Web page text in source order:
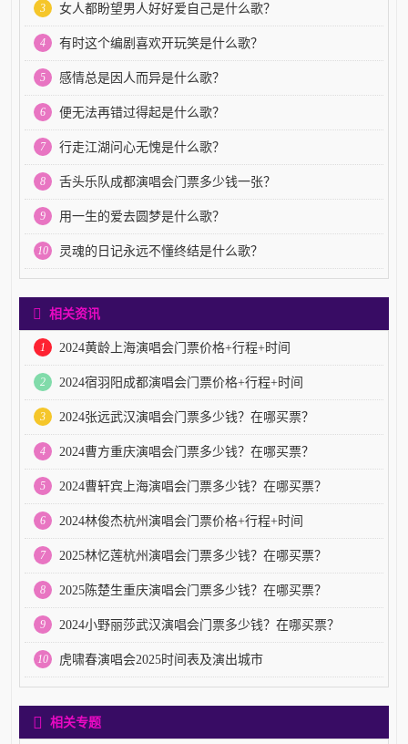
3 女人都盼望男人好好爱自己是什么歌？
4 有时这个编剧喜欢开玩笑是什么歌？
5 感情总是因人而异是什么歌？
6 便无法再错过得起是什么歌？
7 行走江湖问心无愧是什么歌？
8 舌头乐队成都演唱会门票多少钱一张？
9 用一生的爱去圆梦是什么歌？
10 灵魂的日记永远不懂终结是什么歌？
相关资讯
1 2024黄龄上海演唱会门票价格+行程+时间
2 2024宿羽阳成都演唱会门票价格+行程+时间
3 2024张远武汉演唱会门票多少钱？在哪买票？
4 2024曹方重庆演唱会门票多少钱？在哪买票？
5 2024曹轩宾上海演唱会门票多少钱？在哪买票？
6 2024林俊杰杭州演唱会门票价格+行程+时间
7 2025林忆莲杭州演唱会门票多少钱？在哪买票？
8 2025陈楚生重庆演唱会门票多少钱？在哪买票？
9 2024小野丽莎武汉演唱会门票多少钱？在哪买票？
10 虎啸春演唱会2025时间表及演出城市
相关专题